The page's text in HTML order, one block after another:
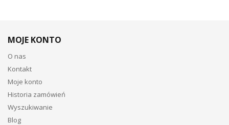
MOJE KONTO
O nas
Kontakt
Moje konto
Historia zamówień
Wyszukiwanie
Blog